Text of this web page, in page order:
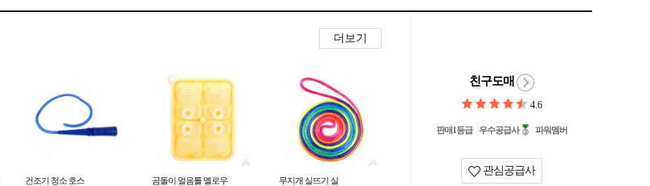
더보기
건조기 청소 호스 곰돌이 얼음틀 옐로우 무지개 실뜨기 실
친구도매
4.6
판매1등급 우수공급사 파워멤버
관심공급사